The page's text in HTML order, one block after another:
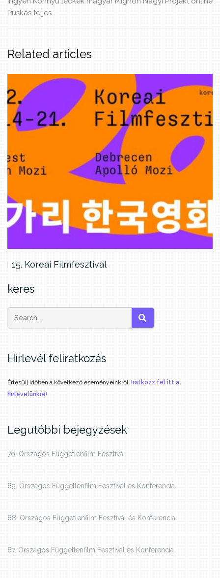
Puskás teljes
Related articles
15. Koreai Filmfesztivál
keres
SEARCH
Hírlevél feliratkozás
Értesülj időben a következő eseményeinkről. Iratkozz fel itt a
hírlevelünkre!
Legutóbbi bejegyzések
70. Országos Függetlenfilm Fesztivál
69. Országos Függetlenfilm Fesztivál és Konferencia
68. Országos Függetlenfilm Fesztivál és Konferencia
67. Országos Függetlenfilm Fesztivál és Konferencia